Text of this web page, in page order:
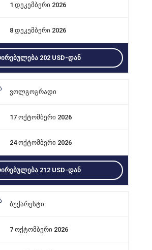
1 დეკემბერი 2026
8 დეკემბერი 2026
202 USD-ᲓᲐᲜ
ვოლგოგრადი
17 ოქტომბერი 2026
24 ოქტომბერი 2026
212 USD-ᲓᲐᲜ
ბუქარესტი
7 ოქტომბერი 2026